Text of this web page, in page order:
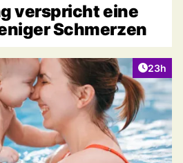
verspricht eine
Schmerzen
Artikel
23h